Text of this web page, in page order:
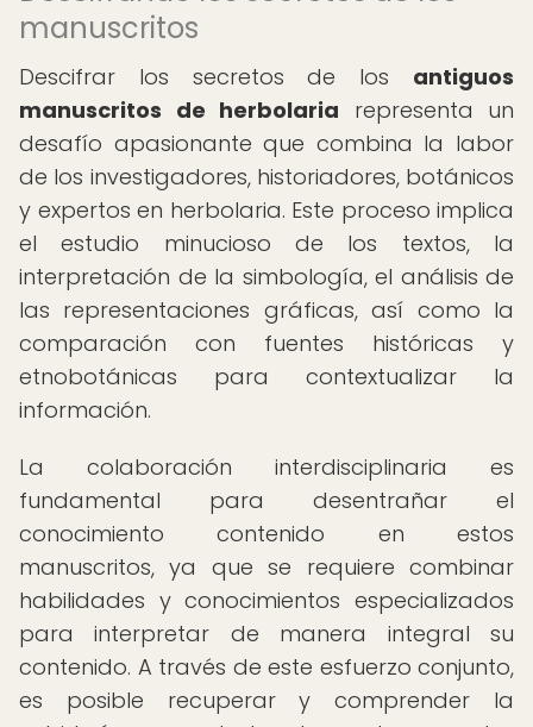
manuscritos
Descifrar los secretos de los antiguos
manuscritos de herbolaria representa un
desafío apasionante que combina la labor
de los investigadores, historiadores, botánicos
y expertos en herbolaria. Este proceso implica
el estudio minucioso de los textos, la
interpretación de la simbología, el análisis de
las representaciones gráficas, así como la
comparación con fuentes históricas y
etnobotánicas para contextualizar la
información.
La colaboración interdisciplinaria es
fundamental para desentrañar el
conocimiento contenido en estos
manuscritos, ya que se requiere combinar
habilidades y conocimientos especializados
para interpretar de manera integral su
contenido. A través de este esfuerzo conjunto,
es posible recuperar y comprender la